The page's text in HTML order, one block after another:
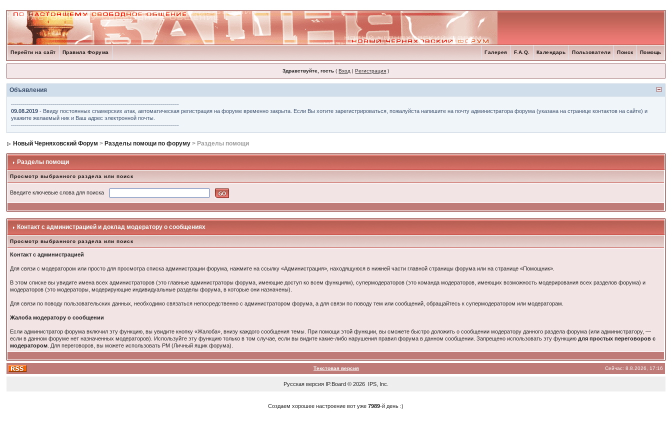
Перейти на сайт Правила Форума Помощь
Поиск
Пользователи
Календарь
F.A.Q.
Галерея
Здравствуйте, гость (Вход |Регистрация )
Объявления
------------------------------------------------------------------------------------
09.08.2019 - Ввиду постоянных спамерских атак, автоматическая регистрация на форуме временно закрыта. Если Вы хотите зарегистрироваться, пожалуйста напишите на почту администратора форума (указана на странице контактов на сайте) и
укажите желаемый ник и Ваш адрес электронной почты.
------------------------------------------------------------------------------------
Новый Черняховский Форум > Разделы помощи по форуму > Разделы помощи
Разделы помощи
Просмотр выбранного раздела или поиск
Введите ключевые слова для поиска
Контакт с администрацией и доклад модератору о сообщениях
Просмотр выбранного раздела или поиск
Контакт с администрацией
Для связи с модератором или просто для просмотра списка администрации форума, нажмите на ссылку «Администрация», находящуюся в нижней части главной страницы форума или на странице «Помощник».
В этом списке вы увидите имена всех администраторов (это главные администраторы форума, имеющие доступ ко всем функциям), супермодераторов (это команда модераторов, имеющих возможность модерирования всех разделов форума) и
модераторов (это модераторы, модерирующие индивидуальные разделы форума, в которые они назначены).
Для связи по поводу пользовательских данных, необходимо связаться непосредственно с администратором форума, а для связи по поводу тем или сообщений, обращайтесь к супермодератором или модераторам.
Жалоба модератору о сообщении
Если администратор форума включил эту функцию, вы увидите кнопку «Жалоба», внизу каждого сообщения темы. При помощи этой функции, вы сможете быстро доложить о сообщении модератору данного раздела форума (или администратору, —
если в данном форуме нет назначенных модераторов). Используйте эту функцию только в том случае, если вы видите какие-либо нарушения правил форума в данном сообщении. Запрещено использовать эту функцию для простых переговоров с
модератором . Для переговоров, вы можете использовать PM (Личный ящик форума).
Текстовая версия Сейчас: 8.8.2026, 17:16
Русская версия IP.Board© 2026 IPS, Inc
Создаем хорошее настроение вот уже7989-й день :)